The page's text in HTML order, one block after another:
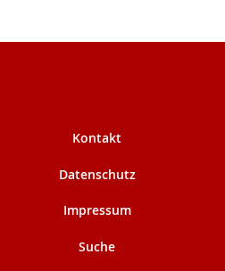
Kontakt
Datenschutz
Impressum
Suche